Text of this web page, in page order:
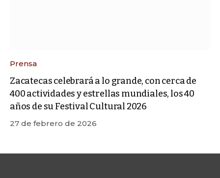
Prensa
Zacatecas celebrará a lo grande, con cerca de
400 actividades y estrellas mundiales, los 40
años de su Festival Cultural 2026
27 de febrero de 2026